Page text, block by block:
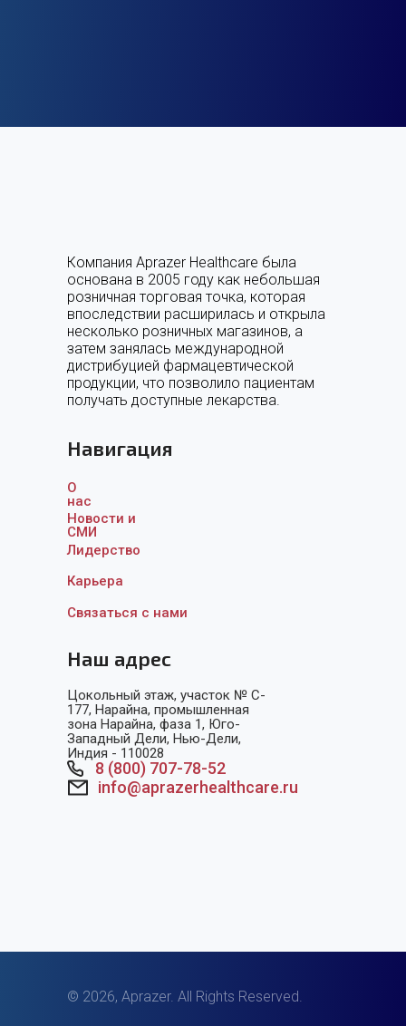
Компания Aprazer Healthcare была
основана в 2005 году как небольшая
розничная торговая точка, которая
впоследствии расширилась и открыла
несколько розничных магазинов, а
затем занялась международной
дистрибуцией фармацевтической
продукции, что позволило пациентам
получать доступные лекарства.
Навигация
О
нас
Новости и
СМИ
Лидерство
Карьера
Связаться с нами
Наш адрес
Цокольный этаж, участок № C-
177, Нарайна, промышленная
зона Нарайна, фаза 1, Юго-
Западный Дели, Нью-Дели,
Индия - 110028
8 (800) 707-78-52
info@aprazerhealthcare.ru
© 2026, Aprazer. All Rights Reserved.